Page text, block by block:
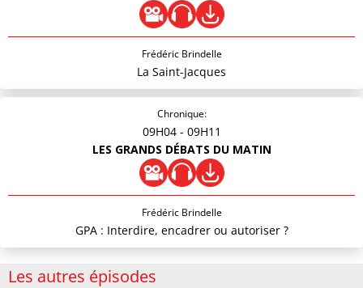
Frédéric Brindelle
La Saint-Jacques
Chronique:
09H04 - 09H11
LES GRANDS DÉBATS DU MATIN
Frédéric Brindelle
GPA : Interdire, encadrer ou autoriser ?
Les autres épisodes